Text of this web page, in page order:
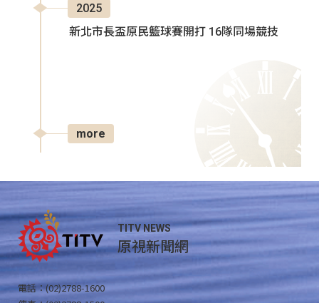
2025
新北市長盃原民籃球賽開打 16隊同場競技
more
TITV NEWS
原視新聞網
電話：(02)2788-1600